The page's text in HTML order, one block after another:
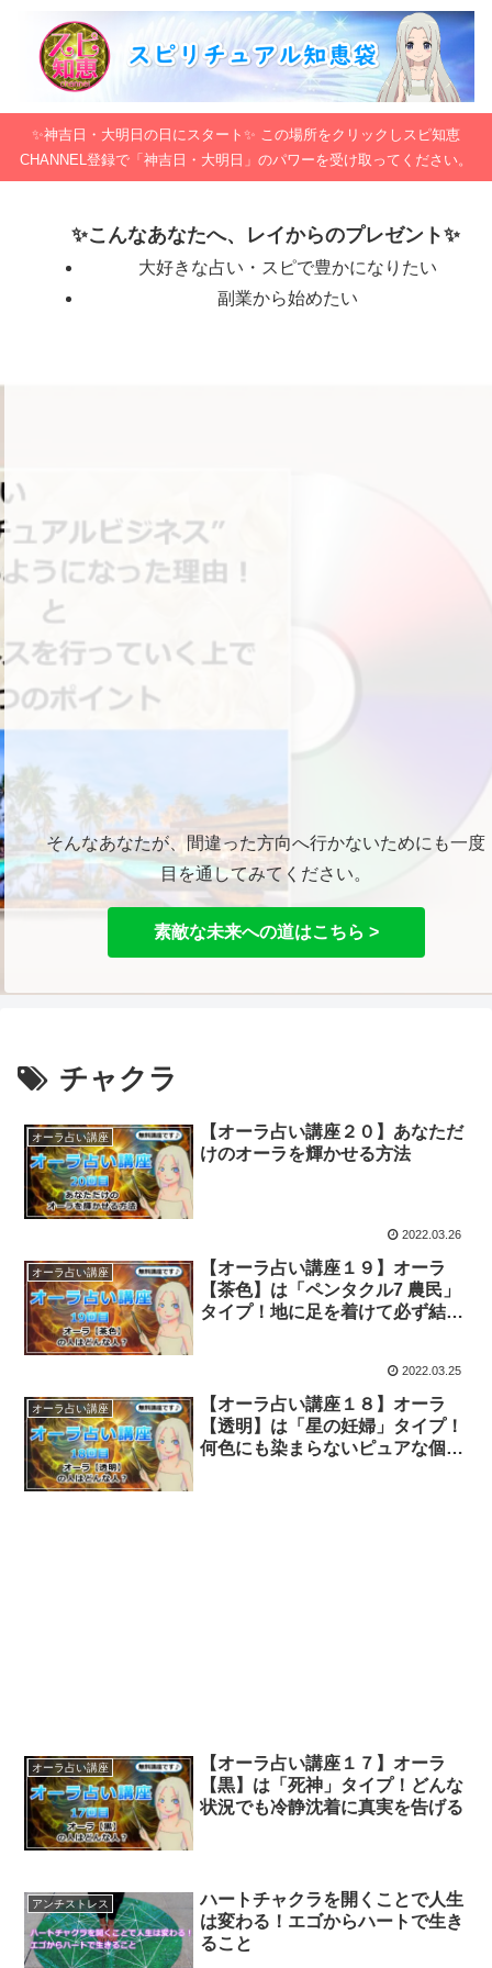
✨神吉日・大明日の日にスタート✨ この場所をクリックしスピ知恵
CHANNEL登録で「神吉日・大明日」のパワーを受け取ってください。
✨こんなあなたへ、レイからのプレゼント✨
大好きな占い・スピで豊かになりたい
副業から始めたい
そんなあなたが、間違った方向へ行かないためにも一度
目を通してみてください。
素敵な未来への道はこちら >
チャクラ
オーラ占い講座
【オーラ占い講座２０】あなただ
けのオーラを輝かせる方法
2022.03.26
オーラ占い講座
【オーラ占い講座１９】オーラ
【茶色】は「ペンタクル7 農民」
タイプ！地に足を着けて必ず結果
2022.03.25
オーラ占い講座
【オーラ占い講座１８】オーラ
【透明】は「星の妊婦」タイプ！
何色にも染まらないピュアな個性
オーラ占い講座
【オーラ占い講座１７】オーラ
【黒】は「死神」タイプ！どんな
状況でも冷静沈着に真実を告げる
アンチストレス
ハートチャクラを開くことで人生
は変わる！エゴからハートで生き
ること